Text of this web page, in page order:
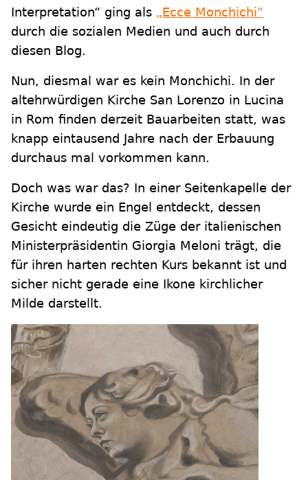
Interpretation“ ging als „Ecce Monchichi“
durch die sozialen Medien und auch durch
diesen Blog.
Nun, diesmal war es kein Monchichi. In der
altehrwürdigen Kirche San Lorenzo in Lucina
in Rom finden derzeit Bauarbeiten statt, was
knapp eintausend Jahre nach der Erbauung
durchaus mal vorkommen kann.
Doch was war das? In einer Seitenkapelle der
Kirche wurde ein Engel entdeckt, dessen
Gesicht eindeutig die Züge der italienischen
Ministerpräsidentin Giorgia Meloni trägt, die
für ihren harten rechten Kurs bekannt ist und
sicher nicht gerade eine Ikone kirchlicher
Milde darstellt.